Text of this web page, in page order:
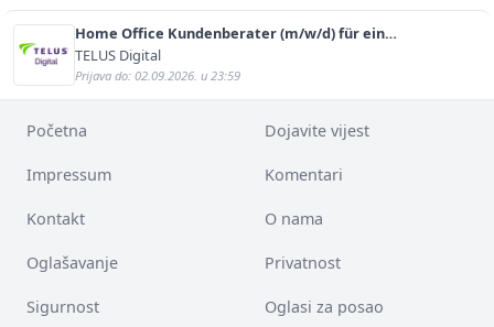
Home Office Kundenberater (m/w/d) für ein
renommiertes Schuhunternehmen
TELUS Digital
Prijava do: 02.09.2026. u 23:59
Početna Dojavite vijest
Impressum Komentari
Kontakt O nama
Oglašavanje Privatnost
Sigurnost Oglasi za posao